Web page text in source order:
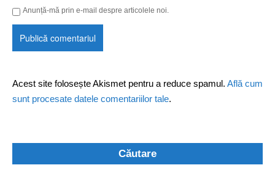
Anunță-mă prin e-mail despre articolele noi.
Acest site folosește Akismet pentru a reduce spamul. Află cum
sunt procesate datele comentariilor tale.
Căutare